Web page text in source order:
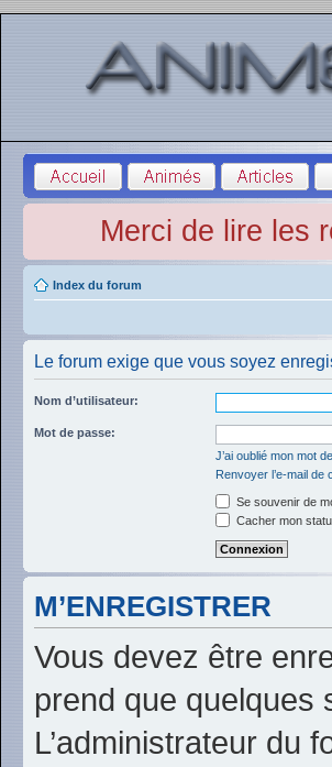
Merci de lire les
Index du forum
Le forum exige que vous soyez
Nom d’utilisateur:
Mot de passe:
J’ai oublié mon mot
Renvoyer l’e-mail de
Se souvenir de
Cacher mon
M’ENREGISTRER
Vous devez être
prend que quelques
L’administrateur du